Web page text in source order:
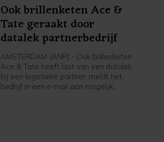
Ook brillenketen Ace &
Tate geraakt door
datalek partnerbedrijf
AMSTERDAM (ANP) - Ook brillenketen
Ace & Tate heeft last van een datalek
bij een logistieke partner, meldt het
bedrijf in een e-mail aan mogelijk